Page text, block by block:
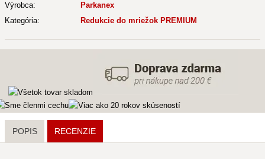
Výrobca:
Parkanex
Kategória:
Redukcie do mriežok PREMIUM
POPIS RECENZIE